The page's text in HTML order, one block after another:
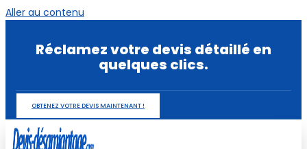
Aller au contenu
Réclamez votre devis détaillé en
quelques clics.
OBTENEZ VOTRE DEVIS MAINTENANT !